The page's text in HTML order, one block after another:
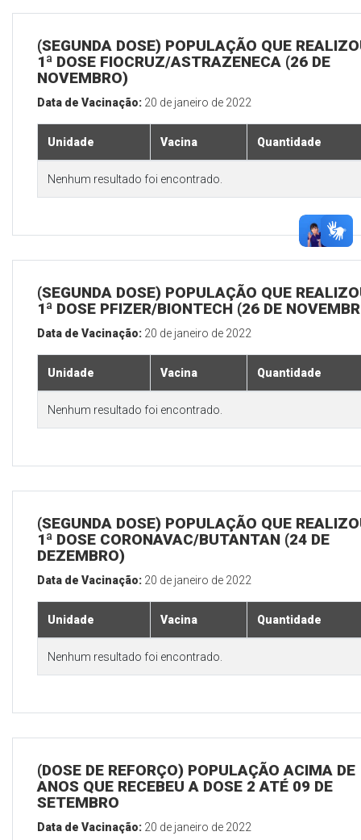
(SEGUNDA DOSE) POPULAÇÃO QUE
1ª DOSE FIOCRUZ/ASTRAZENECA (26 DE
NOVEMBRO)
Data de Vacinação: 20 de janeiro de 2022
Unidade Vacina Quantidade
Nenhum resultado foi encontrado.
(SEGUNDA DOSE) POPULAÇÃO QUE
1ª DOSE PFIZER/BIONTECH (26 DE
Data de Vacinação: 20 de janeiro de 2022
Unidade Vacina Quantidade
Nenhum resultado foi encontrado.
(SEGUNDA DOSE) POPULAÇÃO QUE
1ª DOSE CORONAVAC/BUTANTAN (24 DE
DEZEMBRO)
Data de Vacinação: 20 de janeiro de 2022
Unidade Vacina Quantidade
Nenhum resultado foi encontrado.
(DOSE DE REFORÇO) POPULAÇÃO ACIMA DE
ANOS QUE RECEBEU A DOSE 2 ATÉ 09 DE
SETEMBRO
Data de Vacinação: 20 de janeiro de 2022